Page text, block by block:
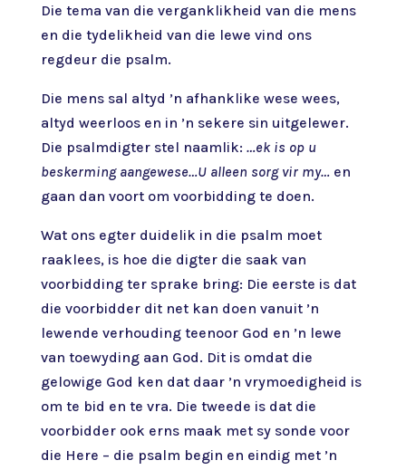
Die tema van die verganklikheid van die mens
en die tydelikheid van die lewe vind ons
regdeur die psalm.
Die mens sal altyd ’n afhanklike wese wees,
altyd weerloos en in ’n sekere sin uitgelewer.
Die psalmdigter stel naamlik: …ek is op u
beskerming aangewese…U alleen sorg vir my…en
gaan dan voort om voorbidding te doen.
Wat ons egter duidelik in die psalm moet
raaklees, is hoe die digter die saak van
voorbidding ter sprake bring: Die eerste is dat
die voorbidder dit net kan doen vanuit ’n
lewende verhouding teenoor God en ’n lewe
van toewyding aan God. Dit is omdat die
gelowige God ken dat daar ’n vrymoedigheid is
om te bid en te vra. Die tweede is dat die
voorbidder ook erns maak met sy sonde voor
die Here – die psalm begin en eindig met ’n